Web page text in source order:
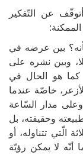
عن التّفكير
بين عرضه في
وبين نشره على
هو الحال في
خاصّة عندما
مدار السّاعة
وحقيقته، بل
الّتي تتناوله، أو
أنّه لا يمكن رؤيّة